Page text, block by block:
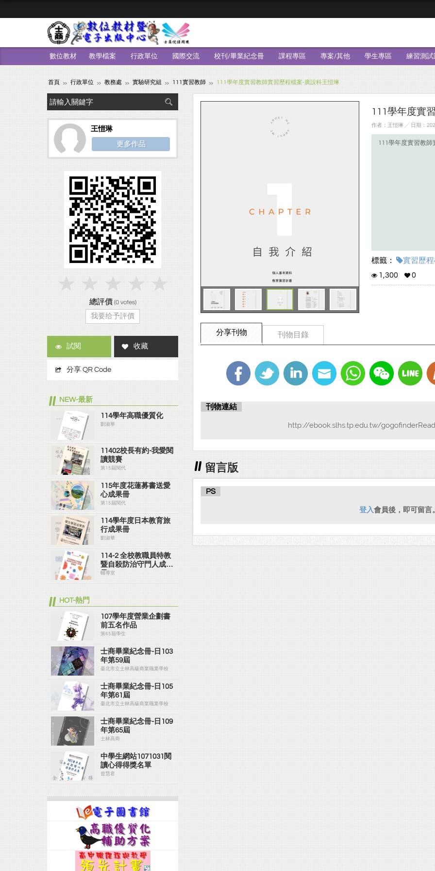
數位教材 教學檔案 行政單位 國際交流 校刊/畢業紀念冊 課程專區 專案/其他 學生專區 練習測試
首頁 行政單位 教務處 實驗研究組 111實習教師 111學年度實習教師實習歷程檔案-廣設科王愷琳
111學年度實
作者：王愷琳 ╱ 日期：
111學年度實習教師
標籤：
實習歷
1,300
0
分享刊物 刊物目錄
刊物連結
http://ebook.slhs.tp.edu.tw/
留言版
PS
登入會員後，即可留言
王愷琳
更多作品
總評價 (0votes)
我要给予評價
試閱 收藏
分享 QR Code
NEW-最新
114學年高職優質化
劉淑華
11402校長有約-我愛閱
讀競賽
第15屆閱代
115年度花蓮募書送愛
心成果冊
第15屆閱代
114學年度日本教育旅
行成果冊
劉淑華
114-2 全校教職員特教
暨自殺防治守門人成果
冊
輔導室
HOT-熱門
107學年度營業企劃書
前五名作品
第65屆學生
士商畢業紀念冊-日103
年第59屆
臺北市立士林高級商業職業學校
士商畢業紀念冊-日105
年第61屆
臺北市立士林高級商業職業學校
士商畢業紀念冊-日109
年第65屆
士林高商
中學生網站1071031閱
讀心得得獎名單
曾慧君